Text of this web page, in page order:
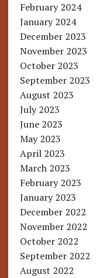
February 2024
January 2024
December 2023
November 2023
October 2023
September 2023
August 2023
July 2023
June 2023
May 2023
April 2023
March 2023
February 2023
January 2023
December 2022
November 2022
October 2022
September 2022
August 2022